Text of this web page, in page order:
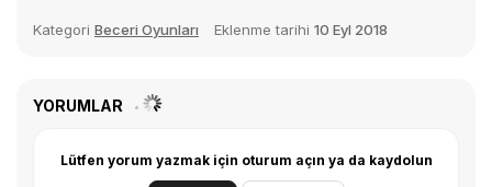
Kategori Beceri Oyunları Eklenme tarihi 10 Eyl 2018
YORUMLAR
Lütfen yorum yazmak için oturum açın ya da kaydolun